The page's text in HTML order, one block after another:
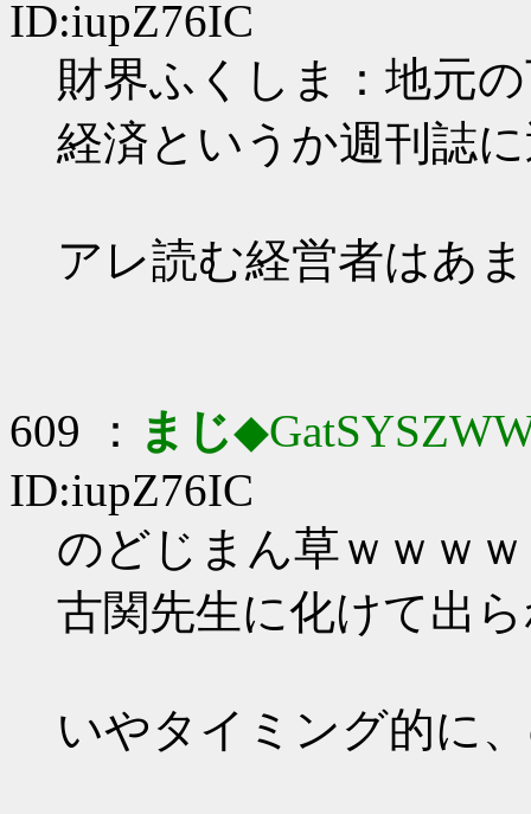
ID:iupZ76IC
財界ふくしま：地元
経済というか週刊誌
アレ読む経営者はあ
609 ： まじ
ID:iupZ76IC
のどじまん草ｗｗｗｗ
古関先生に化けて出
いやタイミング的に